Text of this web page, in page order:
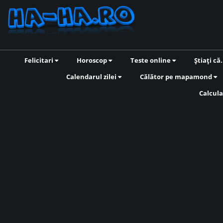
Felicitari Horoscop Teste online
Știați
Calendarul zilei
Călător pe mapamond